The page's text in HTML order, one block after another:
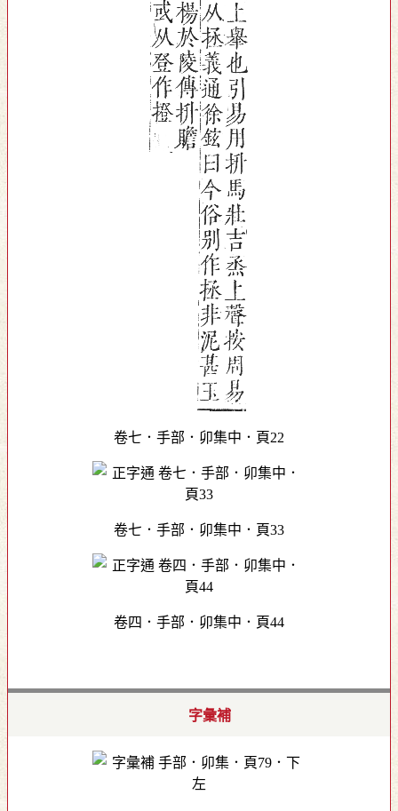
卷七．手部．卯集中．頁22
卷七．手部．卯集中．頁33
卷四．手部．卯集中．頁44
字彙補